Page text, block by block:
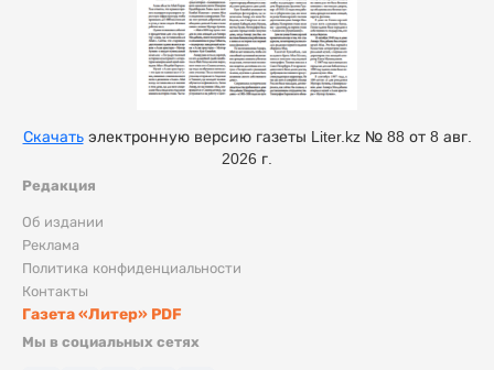
Редакция
Об издании
Реклама
Политика конфиденциальности
Контакты
Газета «Литер» PDF
Мы в социальных сетях
Скачатьэлектронную версию газеты Liter.kz № 88 от 8 авг.
2026 г.